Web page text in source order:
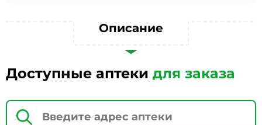
Описание
Доступные аптеки для заказа